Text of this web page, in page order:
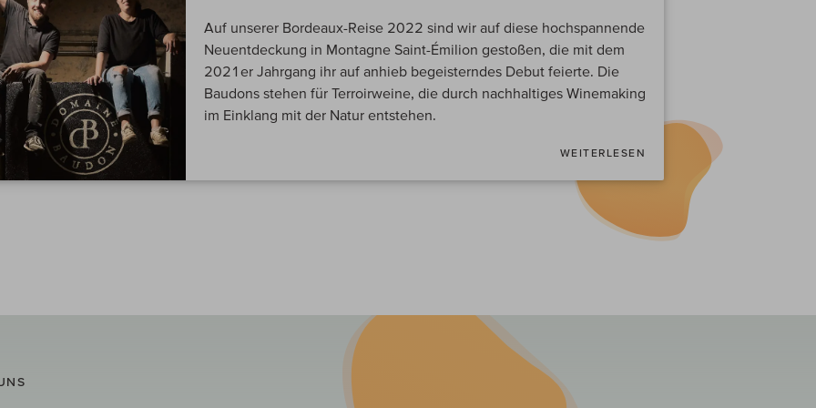
Auf unserer Bordeaux-Reise 2022 sind wir auf diese hochspannende
Neuentdeckung in Montagne Saint-Émilion gestoßen, die mit dem
2021er Jahrgang ihr auf anhieb begeisterndes Debut feierte. Die
Baudons stehen für Terroirweine, die durch nachhaltiges Winemaking
im Einklang mit der Natur entstehen.
WEITERLESEN